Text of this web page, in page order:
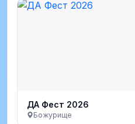
ДА Фест 2026
Божурище